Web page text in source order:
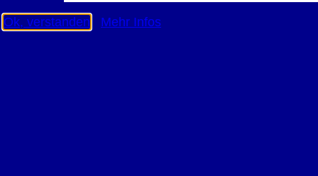
Ok, verstanden Mehr Infos